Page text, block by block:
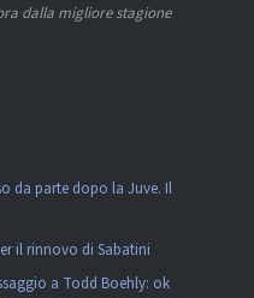
dalla migliore stagione della
da parte dopo la Juve. Il mio
il rinnovo di Sabatini
a Todd Boehly: ok del